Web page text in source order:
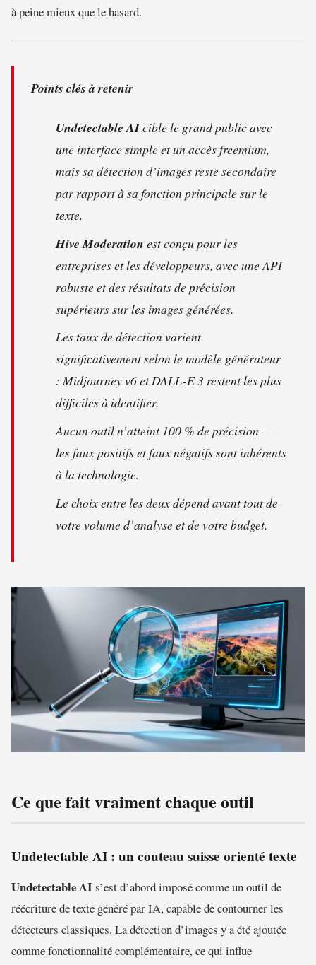
à peine mieux que le hasard.
Points clés à retenir
Undetectable AIcible le grand public avec
une interface simple et un accès freemium,
mais sa détection d’images reste secondaire
par rapport à sa fonction principale sur le
texte.
Hive Moderation est conçu pour les
entreprises et les développeurs, avec une API
robuste et des résultats de précision
supérieurs sur les images générées.
Les taux de détection varient
significativement selon le modèle générateur
: Midjourney v6 et DALL-E 3 restent les plus
difficiles à identifier.
Aucun outil n’atteint 100 % de précision —
les faux positifs et faux négatifs sont inhérents
à la technologie.
Le choix entre les deux dépend avant tout de
votre volume d’analyse et de votre budget.
Ce que fait vraiment chaque outil
Undetectable AI : un couteau suisse orienté texte
Undetectable AI s’est d’abord imposé comme un outil de
réécriture de texte généré par IA, capable de contourner les
détecteurs classiques. La détection d’images y a été ajoutée
comme fonctionnalité complémentaire, ce qui influe